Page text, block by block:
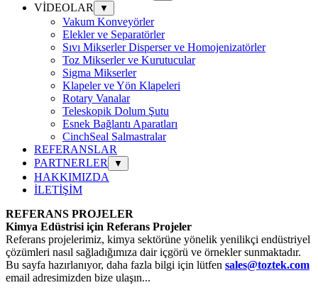
VİDEOLAR ▼
Vakum Konveyörler
Elekler ve Separatörler
Sıvı Mikserler Disperser ve Homojenizatörler
Toz Mikserler ve Kurutucular
Sigma Mikserler
Klapeler ve Yön Klapeleri
Rotary Vanalar
Teleskopik Dolum Şutu
Esnek Bağlantı Aparatları
CinchSeal Salmastralar
REFERANSLAR
PARTNERLER
▼
HAKKIMIZDA
İLETİŞİM
REFERANS PROJELER
Kimya Edüstrisi için Referans Projeler
Referans projelerimiz, kimya sektörüne yönelik yenilikçi endüstriyel
çözümleri nasıl sağladığımıza dair içgörü ve örnekler sunmaktadır.
Bu sayfa hazırlanıyor, daha fazla bilgi için lütfen sales@toztek.com
email adresimizden bize ulaşın...